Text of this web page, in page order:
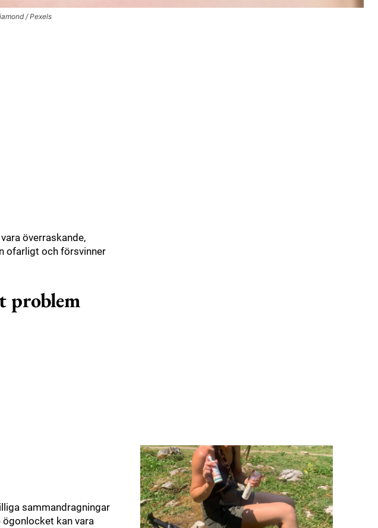
/ Pexels
överraskande,
ofarligt och försvinner
problem
sammandragningar
kan vara